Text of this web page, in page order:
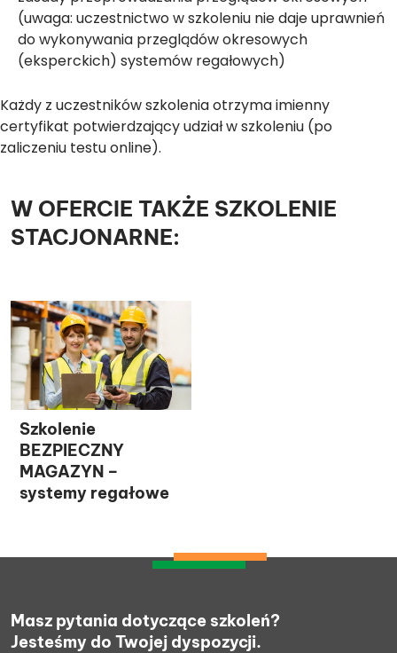
(uwaga: uczestnictwo w szkoleniu nie daje uprawnień
do wykonywania przeglądów okresowych
(eksperckich) systemów regałowych)
Każdy z uczestników szkolenia otrzyma imienny
certyfikat potwierdzający udział w szkoleniu (po
zaliczeniu testu online).
W OFERCIE TAKŻE SZKOLENIE
STACJONARNE:
Szkolenie
BEZPIECZNY
MAGAZYN –
systemy regałowe
Masz pytania dotyczące szkoleń?
Jesteśmy do Twojej dyspozycji.